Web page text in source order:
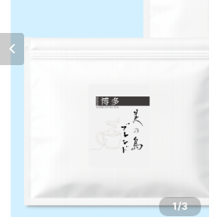
1/3